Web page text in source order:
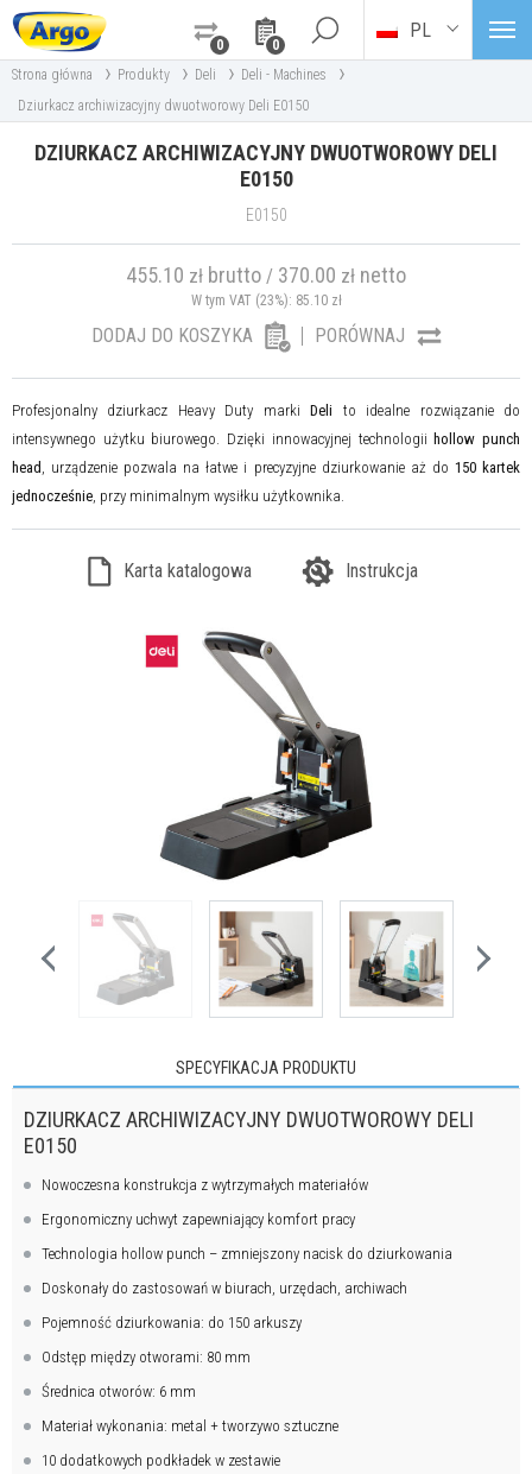
0
0
PL
Strona główna › Produkty › Deli › Deli - Machines ›
Dziurkacz archiwizacyjny dwuotworowy Deli E0150
DZIURKACZ ARCHIWIZACYJNY DWUOTWOROWY DELI
E0150
E0150
455.10 zł brutto / 370.00 zł netto
W tym VAT (23%): 85.10zł
DODAJ DO KOSZYKA PORÓWNAJ
Profesjonalny dziurkacz Heavy Duty markiDeli to idealne rozwiązanie do
intensywnego użytku biurowego. Dzięki innowacyjnej technologii hollow punch
head , urządzenie pozwala na łatwe i precyzyjne dziurkowanie aż do 150 kartek
jednocześnie, przy minimalnym wysiłku użytkownika.
Karta katalogowa Instrukcja
SPECYFIKACJA PRODUKTU
DZIURKACZ ARCHIWIZACYJNY DWUOTWOROWY DELI
E0150
Nowoczesna konstrukcja z wytrzymałych materiałów
Ergonomiczny uchwyt zapewniający komfort pracy
Technologia hollow punch – zmniejszony nacisk do dziurkowania
Doskonały do zastosowań w biurach, urzędach, archiwach
Pojemność dziurkowania: do 150 arkuszy
Odstęp między otworami: 80 mm
Średnica otworów: 6 mm
Materiał wykonania: metal + tworzywo sztuczne
10 dodatkowych podkładek w zestawie